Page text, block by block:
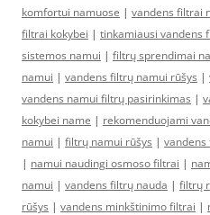
komfortui namuose | vandens filtrai
filtrai kokybei | tinkamiausi vandens
sistemos namui | filtrų sprendimai
namui | vandens filtrų namui rūšys |
vandens namui filtrų pasirinkimas |
kokybei name | rekomenduojami
namui | filtrų namui rūšys | vandens
| namui naudingi osmoso filtrai |
namui | vandens filtrų nauda | filtrų
rūšys | vandens minkštinimo filtrai |